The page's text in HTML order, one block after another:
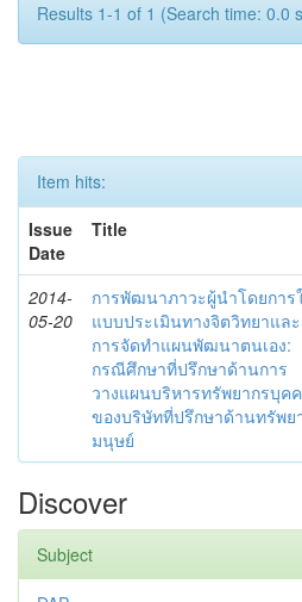
Results 1-1 of 1 (Search time: 0.0
Item hits:
Issue
Date
Title
2014-
05-20
การพัฒนาภาวะผู้นำโดยการ
แบบประเมินทางจิตวิทยาและ
การจัดทำแผนพัฒนาตนเอง:
กรณีศึกษาที่ปรึกษาด้านการ
วางแผนบริหารทรัพยากรบุค
ของบริษัทที่ปรึกษาด้านทรัพย
มนุษย์
Discover
Subject